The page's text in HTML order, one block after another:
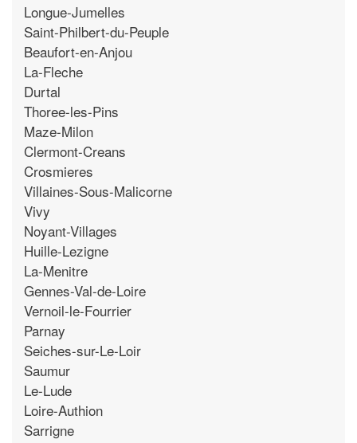
Longue-Jumelles
Saint-Philbert-du-Peuple
Beaufort-en-Anjou
La-Fleche
Durtal
Thoree-les-Pins
Maze-Milon
Clermont-Creans
Crosmieres
Villaines-Sous-Malicorne
Vivy
Noyant-Villages
Huille-Lezigne
La-Menitre
Gennes-Val-de-Loire
Vernoil-le-Fourrier
Parnay
Seiches-sur-Le-Loir
Saumur
Le-Lude
Loire-Authion
Sarrigne